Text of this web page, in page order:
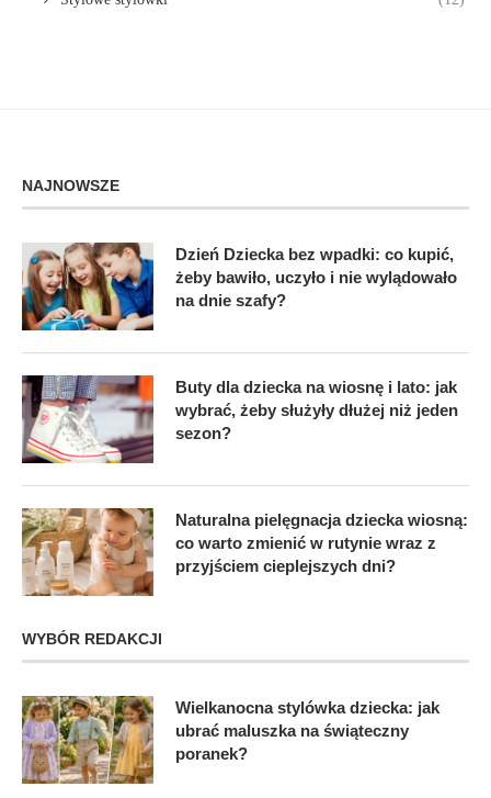
NAJNOWSZE
Dzień Dziecka bez wpadki: co kupić,
żeby bawiło, uczyło i nie wylądowało
na dnie szafy?
Buty dla dziecka na wiosnę i lato: jak
wybrać, żeby służyły dłużej niż jeden
sezon?
Naturalna pielęgnacja dziecka wiosną:
co warto zmienić w rutynie wraz z
przyjściem cieplejszych dni?
WYBÓR REDAKCJI
Wielkanocna stylówka dziecka: jak
ubrać maluszka na świąteczny
poranek?